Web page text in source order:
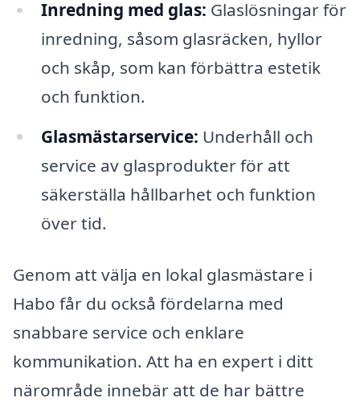
Inredning med glas: Glaslösningar för
inredning, såsom glasräcken, hyllor
och skåp, som kan förbättra estetik
och funktion.
Glasmästarservice: Underhåll och
service av glasprodukter för att
säkerställa hållbarhet och funktion
över tid.
Genom att välja en lokal glasmästare i
Habo får du också fördelarna med
snabbare service och enklare
kommunikation. Att ha en expert i ditt
närområde innebär att de har bättre